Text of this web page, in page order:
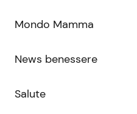
Mondo Mamma
News benessere
Salute